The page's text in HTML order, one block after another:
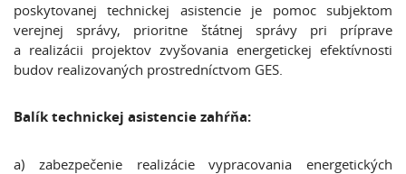
poskytovanej technickej asistencie je pomoc subjektom
verejnej správy, prioritne štátnej správy pri príprave
a realizácii projektov zvyšovania energetickej efektívnosti
budov realizovaných prostredníctvom GES.
Balík technickej asistencie zahŕňa:
a) zabezpečenie realizácie vypracovania energetických